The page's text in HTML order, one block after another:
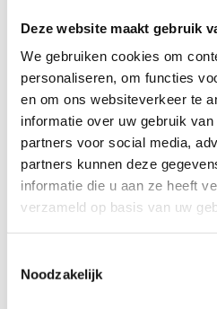
Deze website maakt gebruik
We gebruiken cookies om
personaliseren, om functies
en om ons websiteverkeer te
informatie over uw gebruik
partners voor social media,
partners kunnen deze
informatie die u aan ze heeft
verzameld op basis van uw
Noodzakelijk
Ja, ik geef toestemming
maanden te bewaren.
Proud People verzamelt als
van de AVG, de door jou
gegevens en gebruikt deze
verwerken en jou te koppelen
vacatures. We bewaren je
toestemming geeft bewaren
maanden na de beëindiging